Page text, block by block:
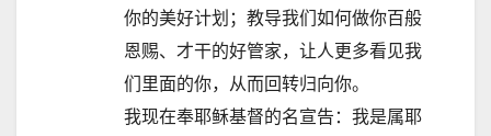
你的美好计划；教导我们如何做你百般
恩赐、才干的好管家，让人更多看见我
们里面的你，从而回转归向你。
我现在奉耶稣基督的名宣告：我是属耶